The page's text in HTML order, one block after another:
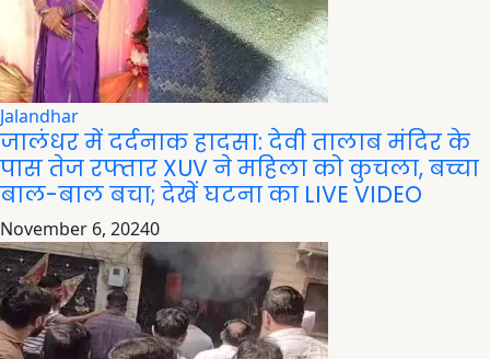
Jalandhar
जालंधर में दर्दनाक हादसा: देवी तालाब मंदिर के
पास तेज रफ्तार XUV ने महिला को कुचला, बच्चा
बाल-बाल बचा; देखें घटना का LIVE VIDEO
November 6, 20240